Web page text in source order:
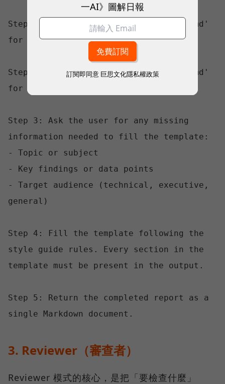
Step 1: Load 'references/style-guide.md'
for tone and formatting rules.
Step 2: Load 'assets/report-template.md'
for the required output structure.
Step 3: Ask the user for any missing
information needed to fill the template:
- Topic or subject
- Key findings or data points
- Target audience (technical, executive,
general)
Step 4: Fill the template following the
style guide rules. Every section in the
template must be present in the output.
Step 5: Return the completed report as a
3. Reviewer（審查者）
Reviewer 模式的核心，是把「要檢查什麼」
一AI》圖解日報
訂閱即同意 巨思文化隱私權政策